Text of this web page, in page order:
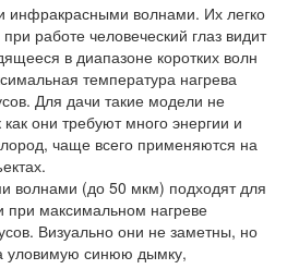
инфракрасными волнами. Их легко
работе человеческий глаз видит
в диапазоне коротких волн
температура нагрева
Для дачи такие модели не
они требуют много энергии и
чаще всего применяются на
волнами (до 50 мкм) подходят для
при максимальном нагреве
Визуально они не заметны, но
уловимую синюю дымку,